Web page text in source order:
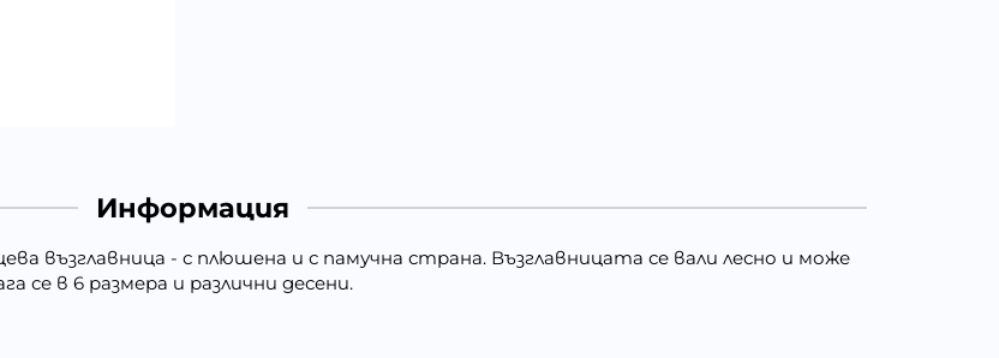
Информация
възглавница - с плюшена и с памучна страна. Възглавницата се вали лесно и може
се в 6 размера и различни десени.